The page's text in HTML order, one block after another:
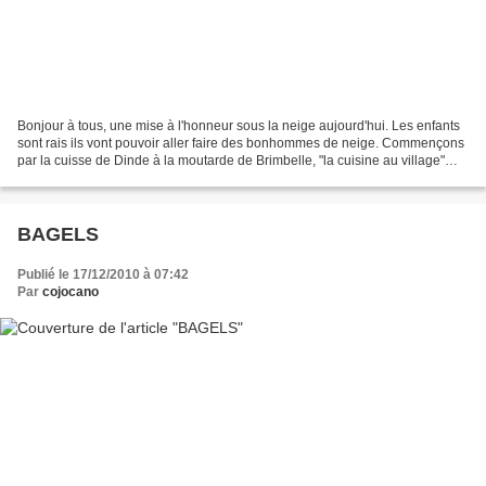
Bonjour à tous, une mise à l'honneur sous la neige aujourd'hui. Les enfants
sont rais ils vont pouvoir aller faire des bonhommes de neige. Commençons
par la cuisse de Dinde à la moutarde de Brimbelle, "la cuisine au village"
BAGELS
Publié le 17/12/2010 à 07:42
Par cojocano